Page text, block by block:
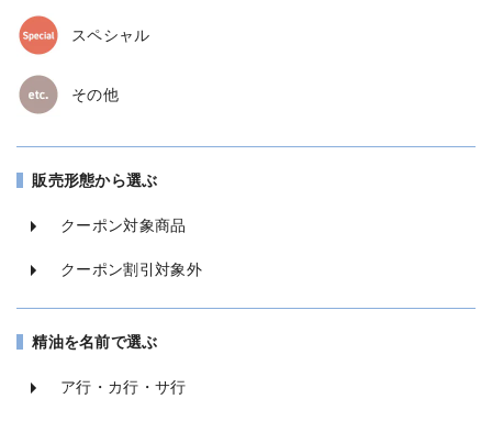
スペシャル
その他
販売形態から選ぶ
クーポン対象商品
クーポン割引対象外
精油を名前で選ぶ
ア行・カ行・サ行